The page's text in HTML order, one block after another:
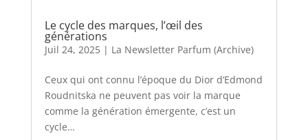
Le cycle des marques, l’œil des
générations
Juil 24, 2025| La Newsletter Parfum (Archive)
Ceux qui ont connu l’époque du Dior d’Edmond
Roudnitska ne peuvent pas voir la marque
comme la génération émergente, c’est un
cycle…